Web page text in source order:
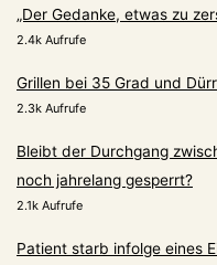
„Der Gedanke, etwas zu
2.4k Aufrufe
Grillen bei 35 Grad und
2.3k Aufrufe
Bleibt der Durchgang
noch jahrelang gesperrt?
2.1k Aufrufe
Patient starb infolge eines